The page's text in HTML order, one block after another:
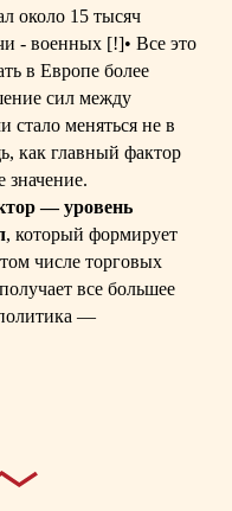
около 15 тысяч
- военных [!]• Все это
в Европе более
сил между
меняться не в
как главный фактор
значение.
— уровень
, который формирует
числе торговых
все большее
политика —